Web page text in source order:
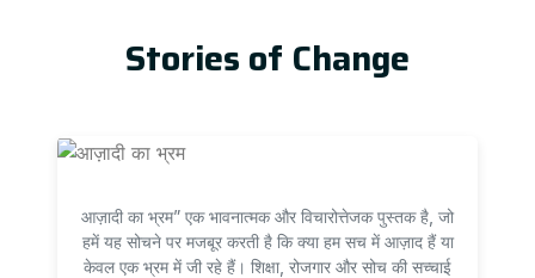
Stories of Change
आज़ादी का भ्रम” एक भावनात्मक और विचारोत्तेजक पुस्तक है, जो
हमें यह सोचने पर मजबूर करती है कि क्या हम सच में आज़ाद हैं या
केवल एक भ्रम में जी रहे हैं। शिक्षा, रोजगार और सोच की सच्चाई